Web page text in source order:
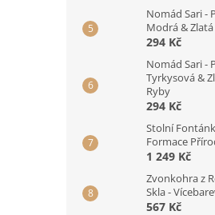
Nomád Sari -
Modrá &
294 Kč
Nomád Sari -
Tyrkysová &
Ryby
294 Kč
Stolní
Formace
1 249 Kč
Zvonkohra z
Skla -
567 Kč